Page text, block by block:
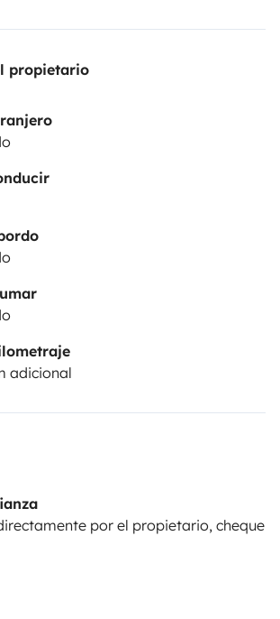
propietario
adicional
por el propietario, cheque